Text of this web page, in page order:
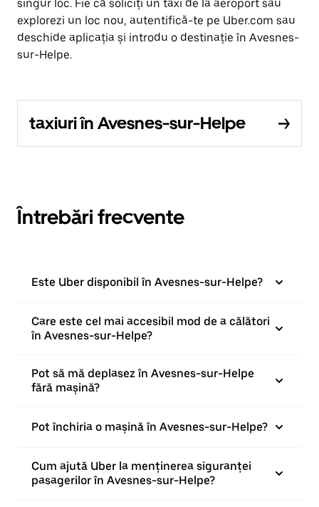
singur loc. Fie că soliciți un taxi de la aeroport sau
explorezi un loc nou, autentifică-te pe Uber.com sau
deschide aplicația și introdu o destinație în Avesnes-
sur-Helpe.
taxiuri în Avesnes-sur-Helpe
Întrebări frecvente
Este Uber disponibil în Avesnes-sur-Helpe?
Care este cel mai accesibil mod de a călători
în Avesnes-sur-Helpe?
Pot să mă deplasez în Avesnes-sur-Helpe
fără mașină?
Pot închiria o mașină în Avesnes-sur-Helpe?
Cum ajută Uber la menținerea siguranței
pasagerilor în Avesnes-sur-Helpe?